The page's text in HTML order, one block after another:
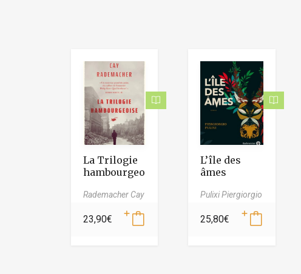
La Trilogie
hambourgeo
Rademacher Cay
23,90€
L’île des
âmes
Pulixi Piergiorgio
25,80€